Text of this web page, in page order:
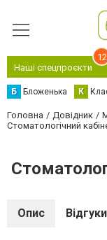
Наші спецпроєкти
12
Б Бложенька К
Головна Довідник
Стоматологічний
Опис